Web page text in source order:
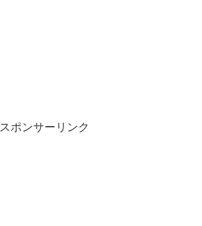
スポンサーリンク